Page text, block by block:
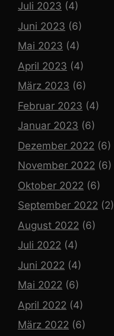
Juli 2023 (4)
Juni 2023 (6)
Mai 2023 (4)
April 2023 (4)
März 2023 (6)
Februar 2023 (4)
Januar 2023 (6)
Dezember 2022 (6)
November 2022 (6)
Oktober 2022 (6)
September 2022 (2)
August 2022 (6)
Juli 2022 (4)
Juni 2022 (4)
Mai 2022 (6)
April 2022 (4)
März 2022 (6)